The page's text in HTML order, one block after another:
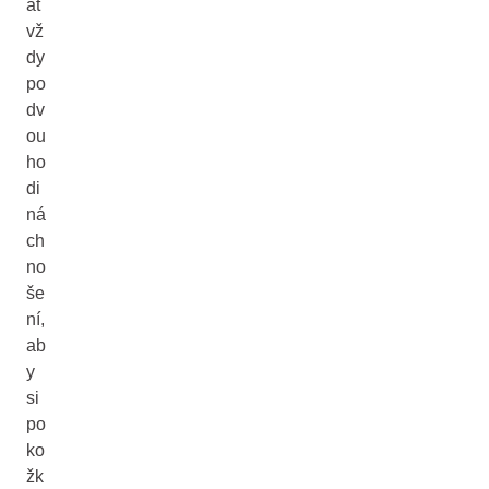
at
vž
dy
po
dv
ou
ho
di
ná
ch
no
še
ní,
ab
y
si
po
ko
žk